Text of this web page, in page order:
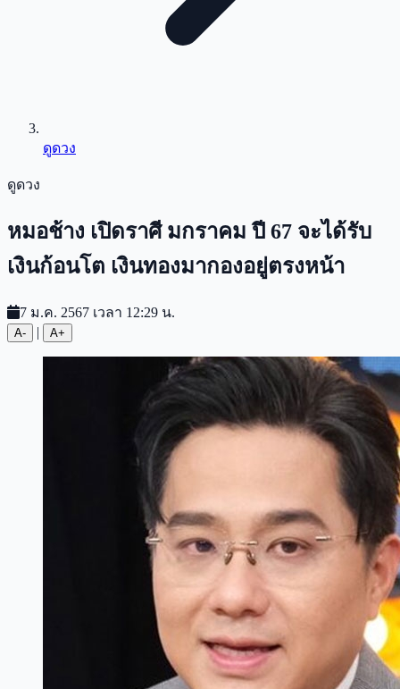
ดูดวง
ดูดวง
หมอช้าง เปิดราศี มกราคม ปี 67 จะได้รับ
เงินก้อนโต เงินทองมากองอยู่ตรงหน้า
7 ม.ค. 2567 เวลา 12:29 น.
A- | A+